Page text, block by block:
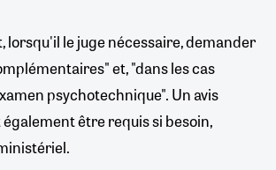
lorsqu'il le juge nécessaire, demander
et, "dans les cas
psychotechnique". Un avis
être requis si besoin,